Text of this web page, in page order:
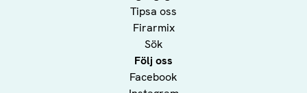
Tipsa oss
Firarmix
Sök
Följ oss
Facebook